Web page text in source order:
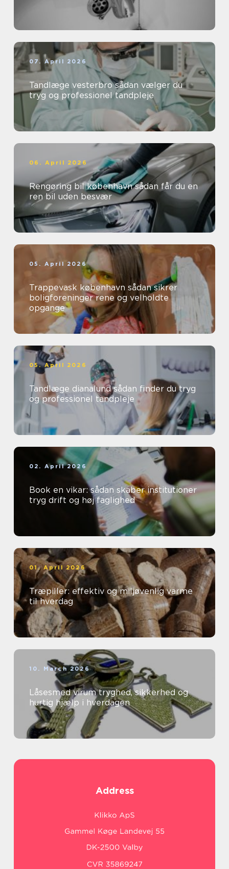
07. April 2026
Tandlæge vesterbro sådan vælger du
tryg og professionel tandpleje
06. April 2026
Rengøring bil københavn sådan får du en
ren bil uden besvær
05. April 2026
Trappevask københavn sådan sikrer
boligforeninger rene og velholdte
opgange
05. April 2026
Tandlæge dianalund sådan finder du tryg
og professionel tandpleje
02. April 2026
Book en vikar: sådan skaber institutioner
tryg drift og høj faglighed
01. April 2026
Træpiller: effektiv og miljøvenlig varme
til hverdag
10. March 2026
Låsesmed virum tryghed, sikkerhed og
hurtig hjælp i hverdagen
Address